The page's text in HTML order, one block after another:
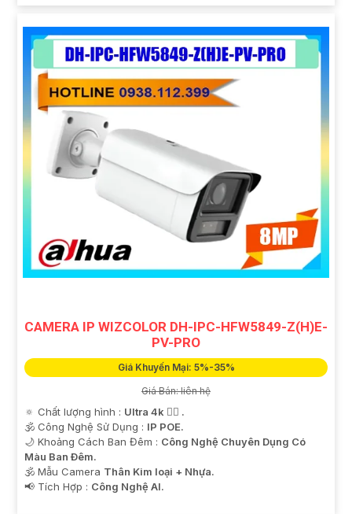
CAMERA IP WIZCOLOR DH-IPC-HFW5849-Z(H)E-
PV-PRO
Giá Khuyến Mại: 5%-35%
Giá Bán: liên hệ
🔅 Chất lượng hình : Ultra 4k 👍🏾 .
🕉️ Công Nghệ Sử Dụng : IP POE.
🌙 Khoảng Cách Ban Đêm : Công Nghệ Chuyên Dụng Có
Màu Ban Ðêm.
🕉️ Mẫu Camera Thân Kim loại + Nhựa.
️📢 Tích Hợp : Công Nghệ AI.